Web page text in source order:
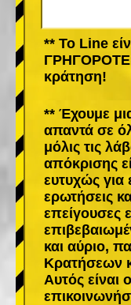
** Το Line
κράτηση!
** Έχουμε
απαντά σε
μόλις τις
απόκρισης
ευτυχώς για
ερωτήσεις
επείγουσες
και αύριο,
Κρατήσεων
Αυτός είναι